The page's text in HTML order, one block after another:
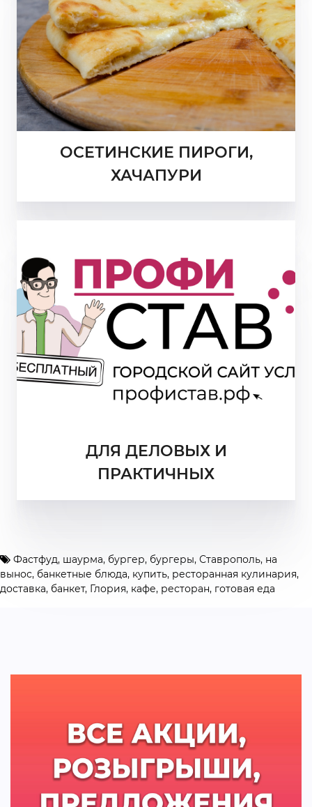
ОСЕТИНСКИЕ ПИРОГИ,
ХАЧАПУРИ
ДЛЯ ДЕЛОВЫХ И
ПРАКТИЧНЫХ
Фастфуд, шаурма, бургер, бургеры, Ставрополь, на
вынос, банкетные блюда, купить, ресторанная кулинария,
доставка, банкет, Глория, кафе, ресторан, готовая еда